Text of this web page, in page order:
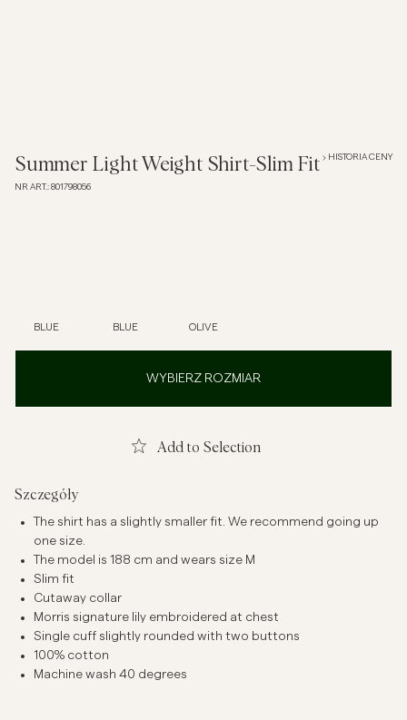
Koszule
T-shirty
Bielizna
Summer Light Weight Shirt-Slim Fit
NR ART.: 801798056
HISTORIA CENY
BLUE BLUE OLIVE
WYBIERZ ROZMIAR
Add to Selection
Szczegóły
The shirt has a slightly smaller fit. We recommend going up
one size.
The model is 188 cm and wears size M
Slim fit
Cutaway collar
Morris signature lily embroidered at chest
Single cuff slightly rounded with two buttons
100% cotton
Machine wash 40 degrees